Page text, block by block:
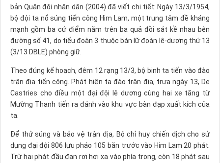
bản Quân đội nhân dân (2004) đã viết chi tiết: Ngày 13/3/1954,
bộ đội ta nổ súng tiến công Him Lam, một trung tâm đề kháng
mạnh gồm ba cứ điểm nằm trên ba quả đồi sát kề nhau bên
đường số 41, do tiểu đoàn 3 thuộc bán lữ đoàn lê-dương thứ 13
(3/13 DBLE) phòng giữ.
Theo đúng kế hoạch, đêm 12 rạng 13/3, bộ binh ta tiến vào đào
trận địa tiến công. Phát hiện ta đào trận địa, trưa ngày 13, De
Castries cho điều một đại đội lê dương cùng hai xe tăng từ
Mường Thanh tiến ra đánh vào khu vực bàn đạp xuất kích của
ta.
Ðể thử súng và bảo vệ trận địa, Bộ chỉ huy chiến dịch cho sử
dụng đại đội 806 lựu pháo 105 bắn trước vào Him Lam 20 phát.
Trừ hai phát đầu đạn rơi hơi xa vào phía trong, còn 18 phát sau